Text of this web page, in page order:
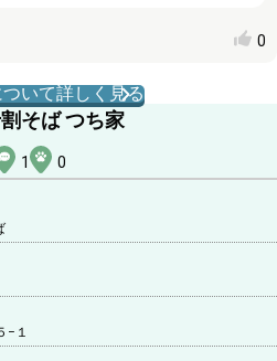
0
いて詳しく見る
そば つち家
1 0
−１